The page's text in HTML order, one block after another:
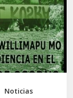
Noticias